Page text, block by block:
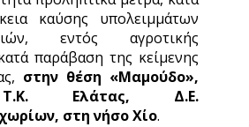
καύσης υπολειμμάτων
εντός αγροτικής
παράβαση της κείμενης
στην θέση «Μαμούδο»,
Ελάτας, Δ.Ε.
στη νήσο Χίο.